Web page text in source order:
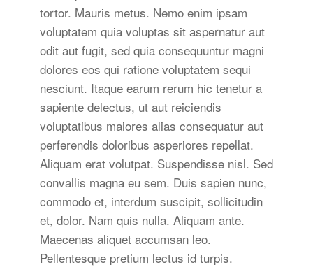
tortor. Mauris metus. Nemo enim ipsam
voluptatem quia voluptas sit aspernatur aut
odit aut fugit, sed quia consequuntur magni
dolores eos qui ratione voluptatem sequi
nesciunt. Itaque earum rerum hic tenetur a
sapiente delectus, ut aut reiciendis
voluptatibus maiores alias consequatur aut
perferendis doloribus asperiores repellat.
Aliquam erat volutpat. Suspendisse nisl. Sed
convallis magna eu sem. Duis sapien nunc,
commodo et, interdum suscipit, sollicitudin
et, dolor. Nam quis nulla. Aliquam ante.
Maecenas aliquet accumsan leo.
Pellentesque pretium lectus id turpis.